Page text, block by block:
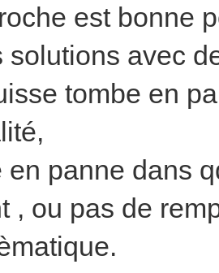
est bonne
solutions avec
tombe en
en panne dans
, ou pas de